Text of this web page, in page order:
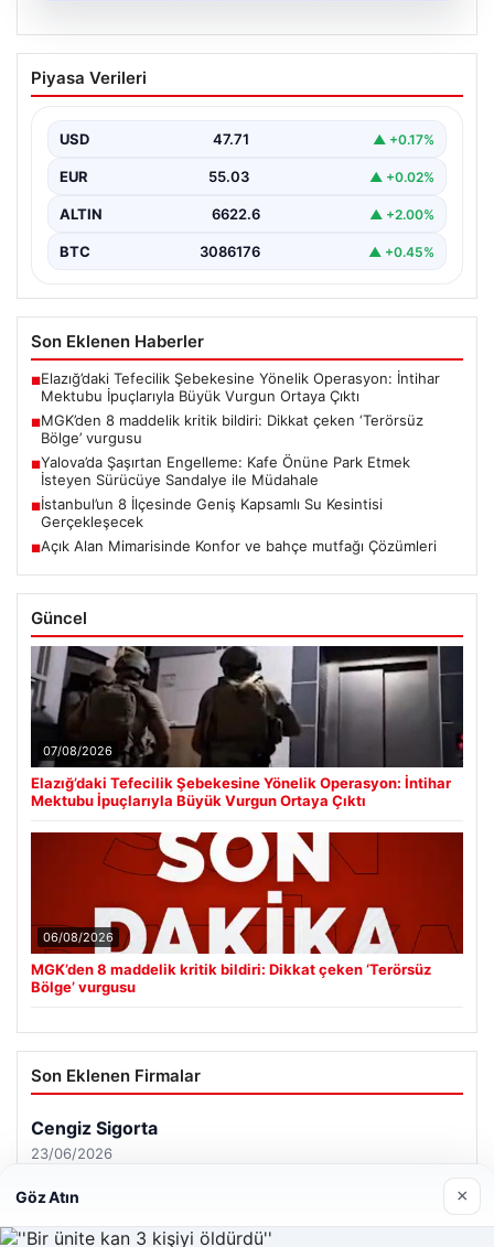
06.08.2026
MGK’den 8 maddelik kritik bildiri: Dikkat
çeken ‘Terörsüz Bölge’ vurgusu
Piyasa Verileri
USD 47.71 ▲ +0.17%
EUR 55.03 ▲ +0.02%
ALTIN 6622.6 ▲ +2.00%
BTC 3086176 ▲ +0.45%
Son Eklenen Haberler
■Elazığ’daki Tefecilik Şebekesine Yönelik Operasyon: İntihar
Mektubu İpuçlarıyla Büyük Vurgun Ortaya Çıktı
■MGK’den 8 maddelik kritik bildiri: Dikkat çeken ‘Terörsüz
Bölge’ vurgusu
■Yalova’da Şaşırtan Engelleme: Kafe Önüne Park Etmek
İsteyen Sürücüye Sandalye ile Müdahale
■İstanbul’un 8 İlçesinde Geniş Kapsamlı Su Kesintisi
Gerçekleşecek
■Açık Alan Mimarisinde Konfor ve bahçe mutfağı Çözümleri
Güncel
07/08/2026
Elazığ’daki Tefecilik Şebekesine Yönelik Operasyon: İntihar
Mektubu İpuçlarıyla Büyük Vurgun Ortaya Çıktı
06/08/2026
MGK’den 8 maddelik kritik bildiri: Dikkat çeken ‘Terörsüz
Bölge’ vurgusu
Son Eklenen Firmalar
Göz Atın ×